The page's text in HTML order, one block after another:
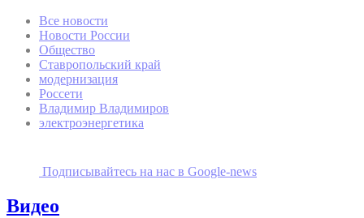
Все новости
Новости России
Общество
Ставропольский край
модернизация
Россети
Владимир Владимиров
электроэнергетика
Подписывайтесь на наc в Google-news
Видео